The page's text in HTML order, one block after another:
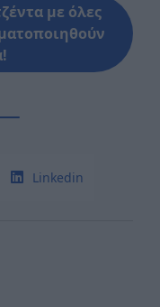
με όλες
Linkedin